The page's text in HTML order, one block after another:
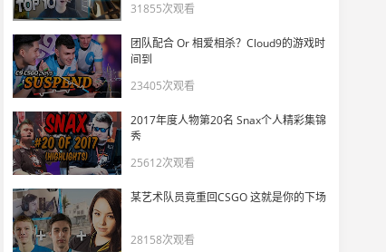
9942
8028
ESL Pro League S20 淘汰赛 9月17日高光合集
5045
31855次观看
团队配合 Or 相爱相杀？Cloud9的游戏时
间到
23405次观看
2017年度人物第20名 Snax个人精彩集锦
秀
25612次观看
某艺术队员竟重回CSGO 这就是你的下场
28158次观看